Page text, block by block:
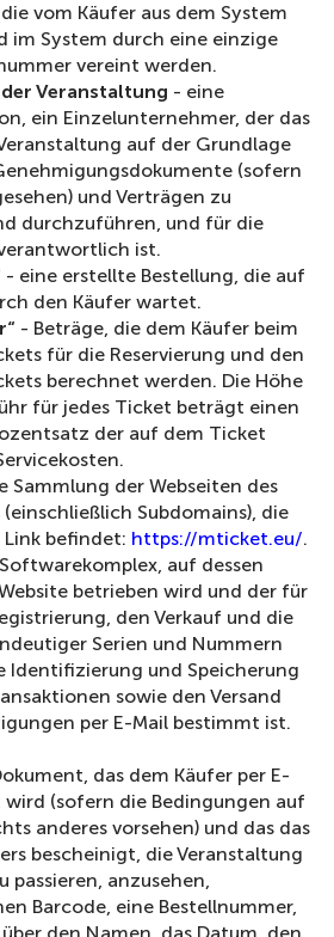
vom Käufer aus dem System
im System durch eine einzige
vereint werden.
Veranstaltung - eine
ein Einzelunternehmer, der das
auf der Grundlage
(sofern
und Verträgen zu
durchzuführen, und für die
ist.
- eine erstellte Bestellung, die auf
den Käufer wartet.
- Beträge, die dem Käufer beim
für die Reservierung und den
berechnet werden. Die Höhe
für jedes Ticket beträgt einen
der auf dem Ticket
Sammlung der Webseiten des
Subdomains), die
befindet: https://mticket.eu/.
auf dessen
betrieben wird und der für
den Verkauf und die
Serien und Nummern
Identifizierung und Speicherung
sowie den Versand
per E-Mail bestimmt ist.
das dem Käufer per E-
wird (sofern die Bedingungen auf
anderes vorsehen) und das das
bescheinigt, die Veranstaltung
passieren, anzusehen,
Barcode, eine Bestellnummer,